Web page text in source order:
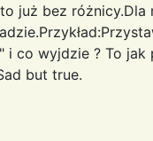
już bez
i co wyjdzie ? To
but true.